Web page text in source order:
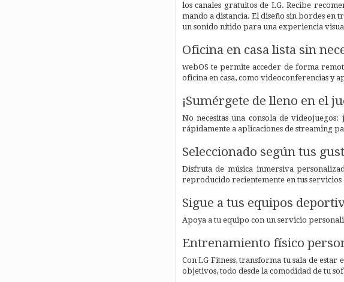
los canales gratuitos de LG. Recibe
mando a distancia. El diseño sin bordes en
un sonido nítido para una experiencia
Oficina en casa lista sin
webOS te permite acceder de forma
oficina en casa, como videoconferencias y
¡Sumérgete de lleno en el
No necesitas una consola de
rápidamente a aplicaciones de streaming
Seleccionado según tus
Disfruta de música inmersiva
reproducido recientemente en tus servicios
Sigue a tus equipos
Apoya a tu equipo con un servicio
Entrenamiento físico
Con LG Fitness, transforma tu sala de
objetivos, todo desde la comodidad de tu